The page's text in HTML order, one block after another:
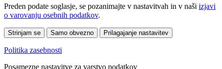
Preden podate soglasje, se pozanimajte v nastavitvah in v naši izjavi
o varovanju osebnih podatkov.
Strinjam se Samo obvezno Prilagajanje nastavitev
Politika zasebnosti
Posamezne nastavitve za varstvo podatkov